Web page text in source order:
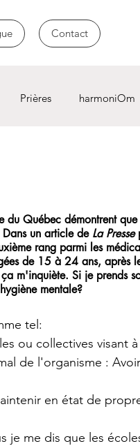
Contact
Prières harmoniOm
du Québec démontrent
Dans un article de La Presse
rang parmi les
de 15 à 24 ans, après
m'inquiète. Si je prends
mentale?
tel:
ou collectives visant à
de l'organisme :
en état de
je me dis que les